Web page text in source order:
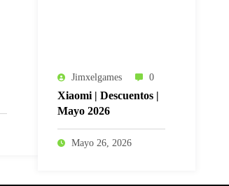
Jimxelgames 0
Xiaomi | Descuentos |
Mayo 2026
Mayo 26, 2026